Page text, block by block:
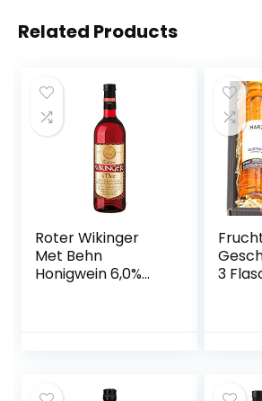
Related Products
Roter Wikinger
Met Behn
Honigwein 6,0%
3